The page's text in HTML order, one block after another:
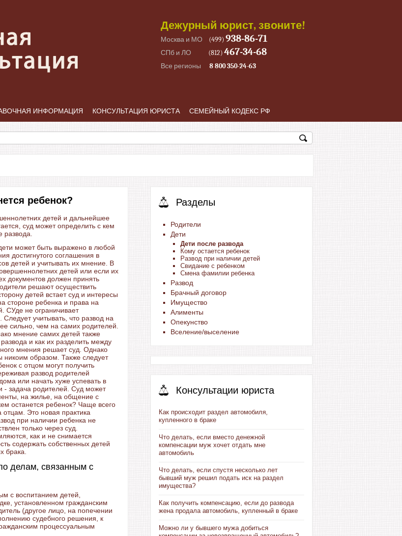
Дежурный юрист, звоните!
Москва и МО (499) 938-86-71
СПб и ЛО (812) 467-34-68
Все регионы 8 800 350-24-63
ИНФОРМАЦИЯ КОНСУЛЬТАЦИЯ ЮРИСТА СЕМЕЙНЫЙ КОДЕКС РФ
ребенок?
детей и дальнейшее
суд может определить с кем
развода.
может быть выражено в любой
достигнутого соглашения в
детей и учитывать их мнение. В
детей или если их
документов должен принять
решают осуществить
детей встает суд и интересы
стороне ребенка и права на
СУде не ограничивает
учитывать, что развод на
сильно, чем на самих родителей.
мнение самих детей также
и как их разделить между
мнения решает суд. Однако
никоим образом. Также следует
с отцом могут получить
развод родителей
или начать хуже успевать в
- задача родителей. Суд может
на жилье, на общение с
останется ребенок? Чаще всего
отцам. Это новая практика
при наличии ребенка не
только через суд.
как и не снимается
содержать собственных детей
брака.
делам, связанным с
с воспитанием детей,
установленном гражданским
(другое лицо, на попечении
судебного решения, к
процессуальным
Разделы
Родители
Дети
Дети после развода
Кому остается ребенок
Развод при наличии детей
Свидание с ребенком
Смена фамилии ребенка
Развод
Брачный договор
Имущество
Алименты
Опекунство
Вселение/выселение
Консультации юриста
Как происходит раздел автомобиля,
купленного в браке
Что делать, если вместо денежной
компенсации муж хочет отдать мне
автомобиль
Что делать, если спустя несколько лет
бывший муж решил подать иск на раздел
имущества?
Как получить компенсацию, если до развода
жена продала автомобиль, купленный в браке
Можно ли у бывшего мужа добиться